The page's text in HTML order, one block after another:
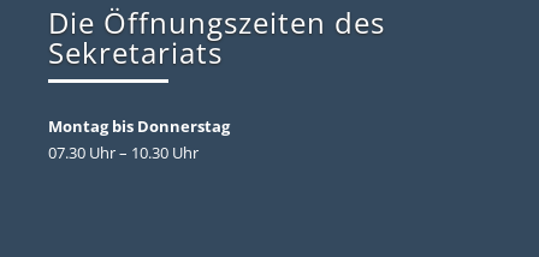
Die Öffnungszeiten des
Sekretariats
Montag bis Donnerstag
07.30 Uhr – 10.30 Uhr